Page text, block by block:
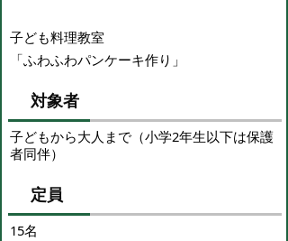
子ども料理教室
「ふわふわパンケーキ作り」
対象者
子どもから大人まで（小学2年生以下は保護
者同伴）
定員
15名